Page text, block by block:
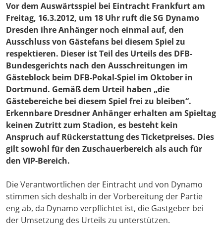
Vor dem Auswärtsspiel bei Eintracht Frankfurt am
Freitag, 16.3.2012, um 18 Uhr ruft die SG Dynamo
Dresden ihre Anhänger noch einmal auf, den
Ausschluss von Gästefans bei diesem Spiel zu
respektieren. Dieser ist Teil des Urteils des DFB-
Bundesgerichts nach den Ausschreitungen im
Gästeblock beim DFB-Pokal-Spiel im Oktober in
Dortmund. Gemäß dem Urteil haben „die
Gästebereiche bei diesem Spiel frei zu bleiben“.
Erkennbare Dresdner Anhänger erhalten am Spieltag
keinen Zutritt zum Stadion, es besteht kein
Anspruch auf Rückerstattung des Ticketpreises. Dies
gilt sowohl für den Zuschauerbereich als auch für
den VIP-Bereich.
Die Verantwortlichen der Eintracht und von Dynamo
stimmen sich deshalb in der Vorbereitung der Partie
eng ab, da Dynamo verpflichtet ist, die Gastgeber bei
der Umsetzung des Urteils zu unterstützen.